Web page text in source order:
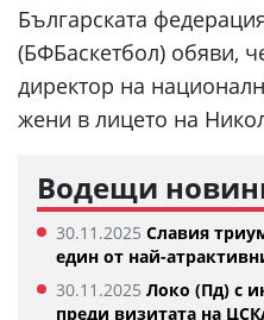
Българската
(БФБаскетбол) обяви,
директор на
жени в лицето на
Водещи
30.11.2025 Славия
един от най-
30.11.2025 Локо (Пд) с
преди визитата на